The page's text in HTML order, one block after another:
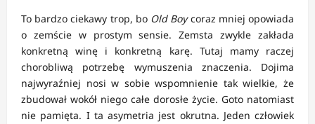
To bardzo ciekawy trop, bo Old Boycoraz mniej opowiada
o zemście w prostym sensie. Zemsta zwykle zakłada
konkretną winę i konkretną karę. Tutaj mamy raczej
chorobliwą potrzebę wymuszenia znaczenia. Dojima
najwyraźniej nosi w sobie wspomnienie tak wielkie, że
zbudował wokół niego całe dorosłe życie. Goto natomiast
nie pamięta. I ta asymetria jest okrutna. Jeden człowiek